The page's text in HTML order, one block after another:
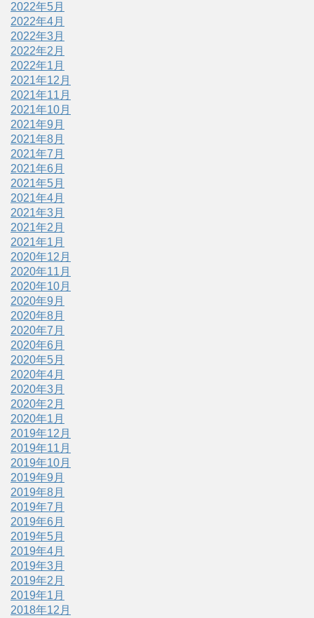
2022年5月
2022年4月
2022年3月
2022年2月
2022年1月
2021年12月
2021年11月
2021年10月
2021年9月
2021年8月
2021年7月
2021年6月
2021年5月
2021年4月
2021年3月
2021年2月
2021年1月
2020年12月
2020年11月
2020年10月
2020年9月
2020年8月
2020年7月
2020年6月
2020年5月
2020年4月
2020年3月
2020年2月
2020年1月
2019年12月
2019年11月
2019年10月
2019年9月
2019年8月
2019年7月
2019年6月
2019年5月
2019年4月
2019年3月
2019年2月
2019年1月
2018年12月